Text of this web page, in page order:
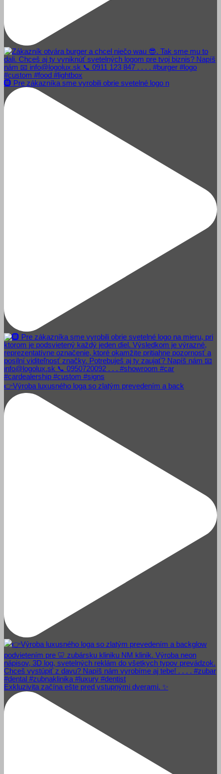
🛞 Pre zákazníka sme vyrobili obrie svetelné logo n
👉Výroba luxusného loga so zlatým prevedením a back
Exkluzivita začína ešte pred vstupnými dverami. ✨